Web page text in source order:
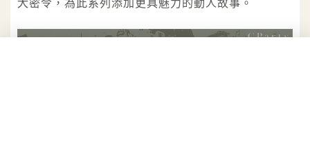
犬密令，為此系列添加更具魅力的動人故事。